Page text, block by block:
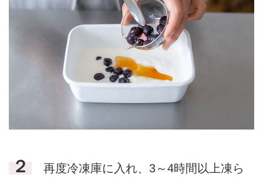
２
再度冷凍庫に入れ、3～4時間以上凍ら